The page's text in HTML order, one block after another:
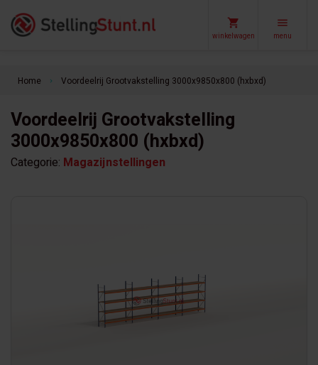
winkelwagen menu
Home keyboard_arrow_right Voordeelrij Grootvakstelling 3000x9850x800 (hxbxd)
Voordeelrij Grootvakstelling
3000x9850x800 (hxbxd)
Categorie: Magazijnstellingen